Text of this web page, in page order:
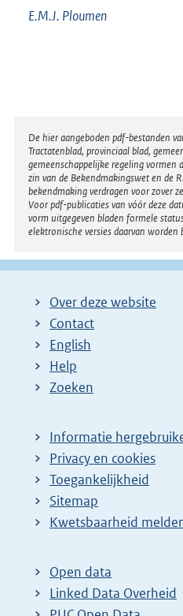
E.M.J. Ploumen
Disclaimer
De hier aangeboden pdf-bestanden
Tractatenblad, provinciaal blad,
gemeenschappelijke regeling vormen
zin van de Bekendmakingswet en de
bekendmaking verdragen voor zover
Voor pdf-publicaties van vóór deze
vorm uitgegeven bladen formele
elektronische versies daarvan worden
Over deze website
Contact
English
Help
Zoeken
Informatie
Privacy en cookies
Toegankelijkheid
Sitemap
E
t
e
r
Kwetsbaarheid
Open data
Linked Data Overheid